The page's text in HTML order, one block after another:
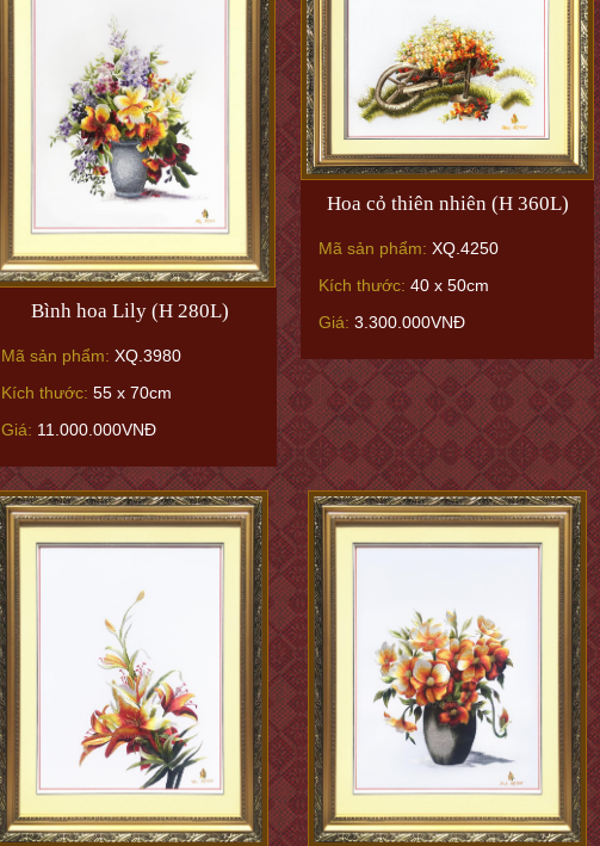
Bình hoa Lily (H 280L)
Mã sản phẩm: XQ.3980
Kích thước: 55 x 70cm
Giá: 11.000.000VNĐ
Hoa cỏ thiên nhiên (H 360L)
Mã sản phẩm: XQ.4250
Kích thước: 40 x 50cm
Giá: 3.300.000VNĐ